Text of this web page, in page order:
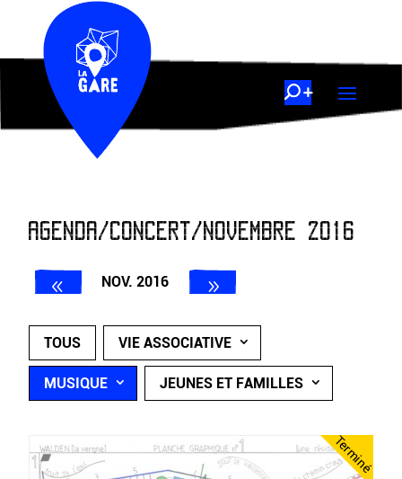
AGENDA/CONCERT/NOVEMBRE 2016
NOV. 2016
TOUS VIE ASSOCIATIVE
MUSIQUE JEUNES ET FAMILLES
Terminé